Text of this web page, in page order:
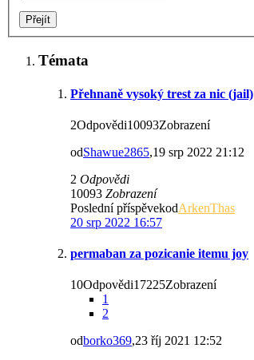
Témata
Přehnaně vysoký trest za nic (jail)
2Odpovědi10093Zobrazení
odShawue2865,19 srp 2022 21:12
2 Odpovědi
10093 Zobrazení
Poslední příspěvekodArkenThas
20 srp 2022 16:57
permaban za pozicanie itemu joy
10Odpovědi17225Zobrazení
1
2
odborko369,23 říj 2021 12:52